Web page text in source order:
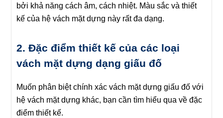
bởi khả năng cách âm, cách nhiệt. Màu sắc và thiết
kế của hệ vách mặt dựng này rất đa dạng.
2. Đặc điểm thiết kế của các loại
vách mặt dựng dạng giấu đố
Muốn phân biệt chính xác vách mặt dựng giấu đố với
hệ vách mặt dựng khác, bạn cần tìm hiểu qua về đặc
điểm thiết kế.